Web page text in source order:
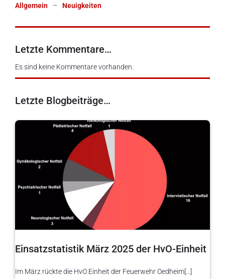
Allgemein – Neuigkeiten
Letzte Kommentare…
Es sind keine Kommentare vorhanden.
Letzte Blogbeiträge…
Einsatzstatistik März 2025 der HvO-Einheit
Im März rückte die HvO Einheit der Feuerwehr Oedheim[…]